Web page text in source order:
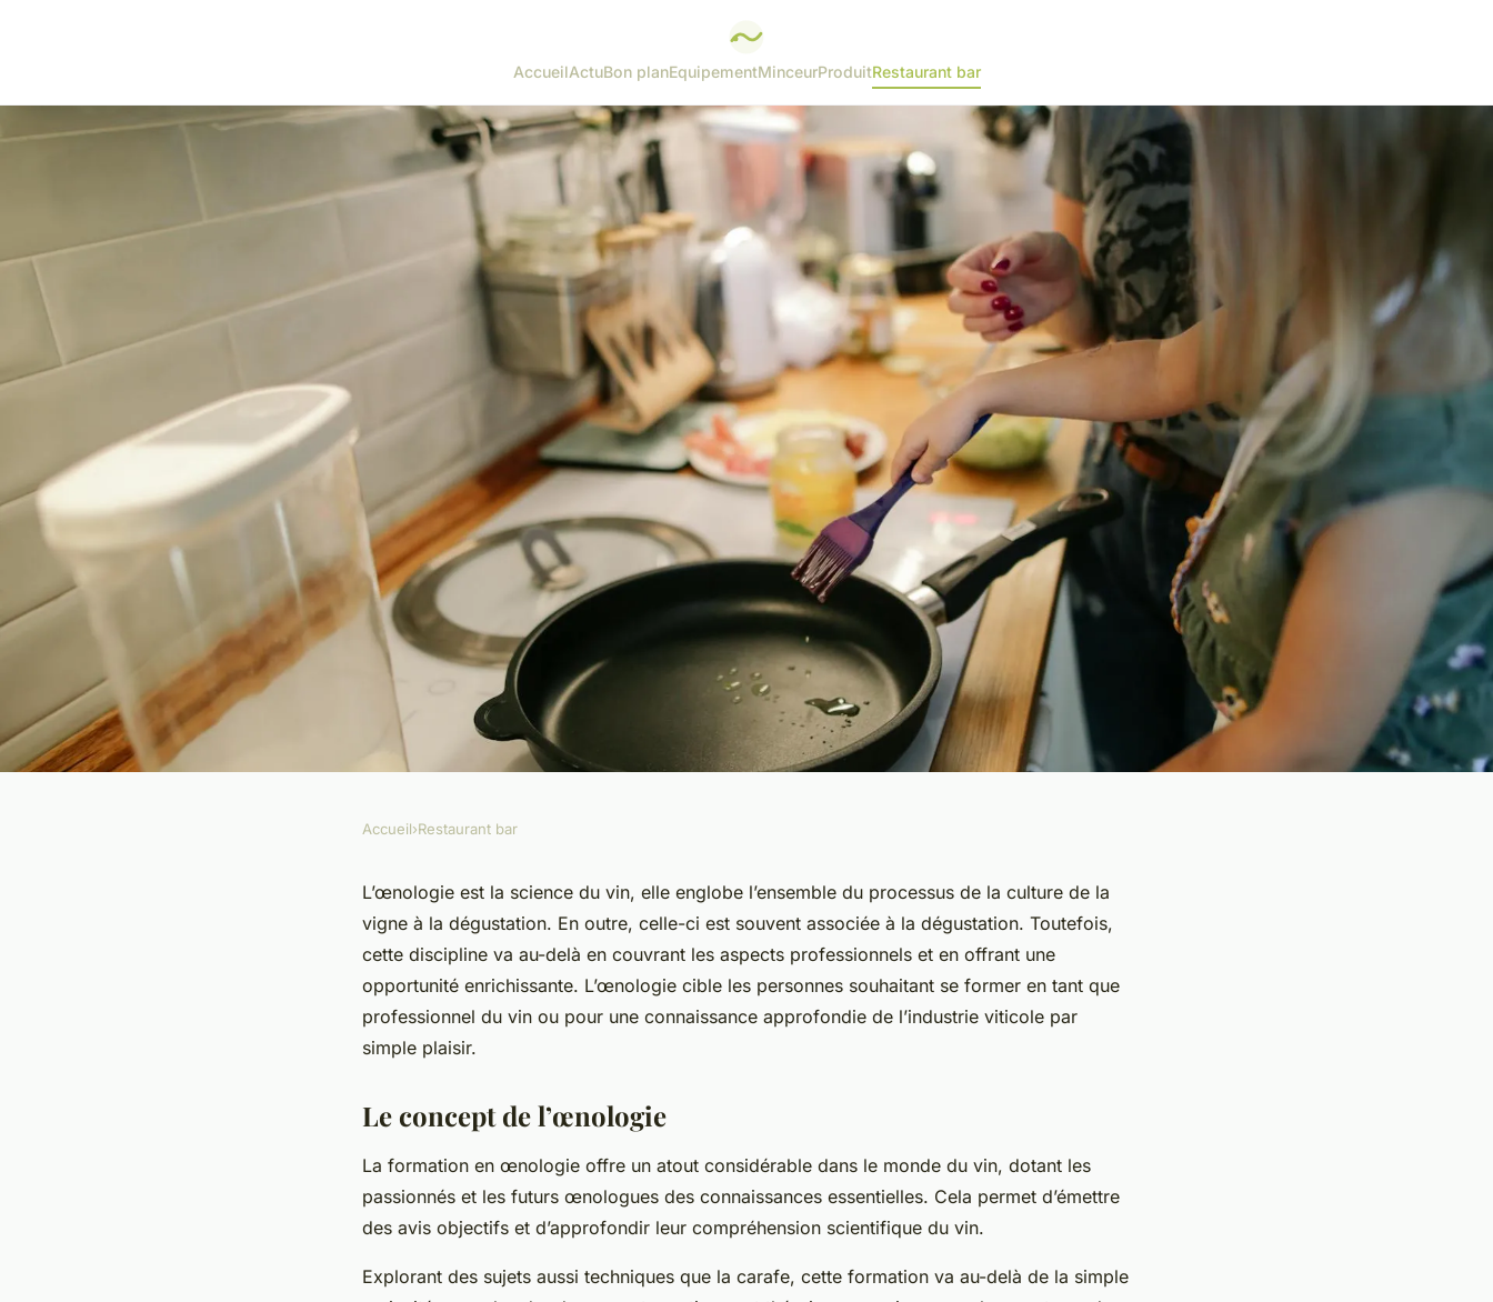
AccueilActuBon planEquipementMinceurProduitRestaurant bar
L'intérêt de réaliser des cours et
formations en œnologie
Accueil›Restaurant bar
L’œnologie est la science du vin, elle englobe l’ensemble du processus de la culture de la
vigne à la dégustation. En outre, celle-ci est souvent associée à la dégustation. Toutefois,
cette discipline va au-delà en couvrant les aspects professionnels et en offrant une
opportunité enrichissante. L’œnologie cible les personnes souhaitant se former en tant que
professionnel du vin ou pour une connaissance approfondie de l’industrie viticole par
simple plaisir.
Le concept de l’œnologie
La formation en œnologie offre un atout considérable dans le monde du vin, dotant les
passionnés et les futurs œnologues des connaissances essentielles. Cela permet d’émettre
des avis objectifs et d’approfondir leur compréhension scientifique du vin.
Explorant des sujets aussi techniques que la carafe, cette formation va au-delà de la simple